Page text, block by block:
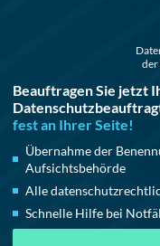
der
Beauftragen Sie jetzt
fest an Ihrer Seite!
Übernahme der
Aufsichtsbehörde
Alle
Schnelle Hilfe bei